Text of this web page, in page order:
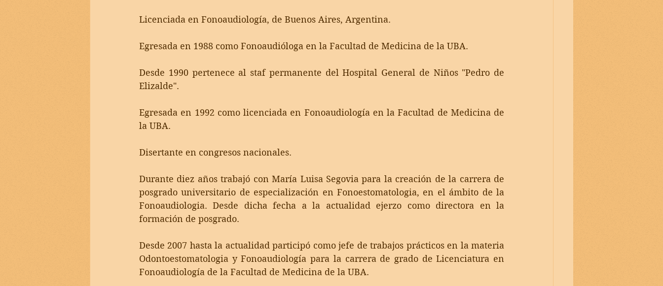
Licenciada en Fonoaudiología, de Buenos Aires, Argentina.
Egresada en 1988 como Fonoaudióloga en la Facultad de Medicina de la UBA.
Desde 1990 pertenece al staf permanente del Hospital General de Niños "Pedro de
Elizalde".
Egresada en 1992 como licenciada en Fonoaudiología en la Facultad de Medicina de
la UBA.
Disertante en congresos nacionales.
Durante diez años trabajó con María Luisa Segovia para la creación de la carrera de
posgrado universitario de especialización en Fonoestomatologia, en el ámbito de la
Fonoaudiologia. Desde dicha fecha a la actualidad ejerzo como directora en la
formación de posgrado.
Desde 2007 hasta la actualidad participó como jefe de trabajos prácticos en la materia
Odontoestomatologia y Fonoaudiología para la carrera de grado de Licenciatura en
Fonoaudiología de la Facultad de Medicina de la UBA.